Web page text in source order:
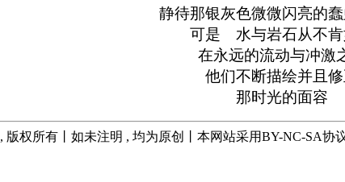
静待那银灰色微微闪亮的
可是 水与岩石从不肯
在永远的流动与冲激
他们不断描绘并且
那时光的面容
, 版权所有丨如未注明 , 均为原创丨本网站采用BY-NC-SA协